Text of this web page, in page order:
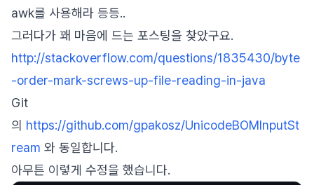
awk를 사용해라 등등..
그러다가 꽤 마음에 드는 포스팅을 찾았구요.
http://stackoverflow.com/questions/1835430/byte
-order-mark-screws-up-file-reading-in-java
Git
의 https://github.com/gpakosz/UnicodeBOMInputSt
ream 와 동일합니다.
아무튼 이렇게 수정을 했습니다.